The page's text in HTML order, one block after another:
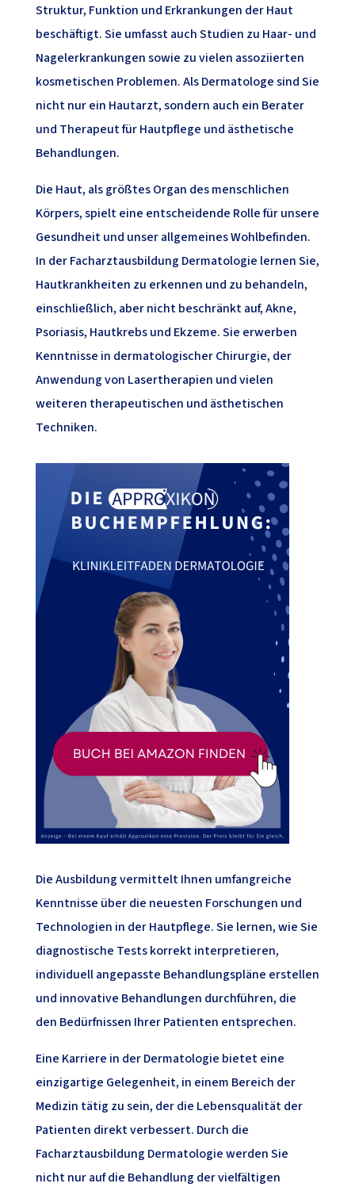
Struktur, Funktion und Erkrankungen der Haut
beschäftigt. Sie umfasst auch Studien zu Haar- und
Nagelerkrankungen sowie zu vielen assoziierten
kosmetischen Problemen. Als Dermatologe sind Sie
nicht nur ein Hautarzt, sondern auch ein Berater
und Therapeut für Hautpflege und ästhetische
Behandlungen.
Die Haut, als größtes Organ des menschlichen
Körpers, spielt eine entscheidende Rolle für unsere
Gesundheit und unser allgemeines Wohlbefinden.
In der Facharztausbildung Dermatologie lernen Sie,
Hautkrankheiten zu erkennen und zu behandeln,
einschließlich, aber nicht beschränkt auf, Akne,
Psoriasis, Hautkrebs und Ekzeme. Sie erwerben
Kenntnisse in dermatologischer Chirurgie, der
Anwendung von Lasertherapien und vielen
weiteren therapeutischen und ästhetischen
Techniken.
Die Ausbildung vermittelt Ihnen umfangreiche
Kenntnisse über die neuesten Forschungen und
Technologien in der Hautpflege. Sie lernen, wie Sie
diagnostische Tests korrekt interpretieren,
individuell angepasste Behandlungspläne erstellen
und innovative Behandlungen durchführen, die
den Bedürfnissen Ihrer Patienten entsprechen.
Eine Karriere in der Dermatologie bietet eine
einzigartige Gelegenheit, in einem Bereich der
Medizin tätig zu sein, der die Lebensqualität der
Patienten direkt verbessert. Durch die
Facharztausbildung Dermatologie werden Sie
nicht nur auf die Behandlung der vielfältigen